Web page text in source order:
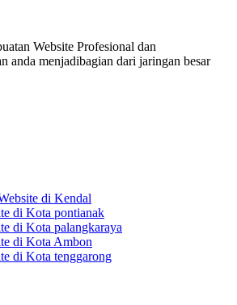
Website Profesional dan
anda menjadibagian dari jaringan besar
di Kendal
di Kota pontianak
di Kota palangkaraya
di Kota Ambon
di Kota tenggarong